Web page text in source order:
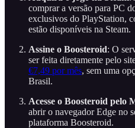
comprar a versão para PC
exclusivos do PlayStation,
estão disponíveis na Steam.
Assine o Boosteroid: O
ser feita diretamente pelo
€7,49 por mês, sem uma
Brasil.
Acesse o Boosteroid pelo
abrir o navegador Edge no
plataforma Boosteroid.